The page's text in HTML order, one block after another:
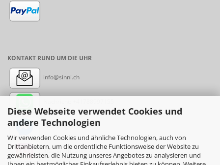
Diese Webseite verwendet Cookies und
andere Technologien
Wir verwenden Cookies und ähnliche Technologien, auch von
Drittanbietern, um die ordentliche Funktionsweise der Website zu
gewährleisten, die Nutzung unseres Angebotes zu analysieren und
KONTAKT RUND UM DIE UHR
info@sinni.ch
Messenger: sinni.ch
Instagram: sinni_ch